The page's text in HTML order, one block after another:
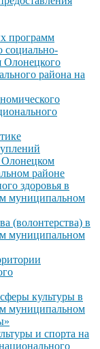
программ
социально-
Олонецкого
района на
Олонецком
районе
здоровья в
муниципальном
(волонтерства) в
муниципальном
культуры в
муниципальном
и спорта на